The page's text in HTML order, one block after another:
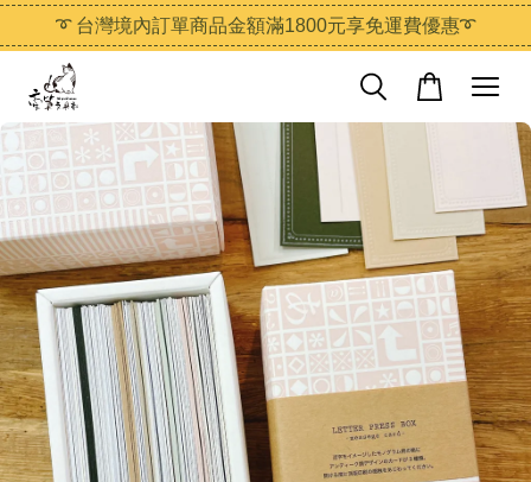
➰ 台灣境內訂單商品金額滿1800元享免運費優惠➰